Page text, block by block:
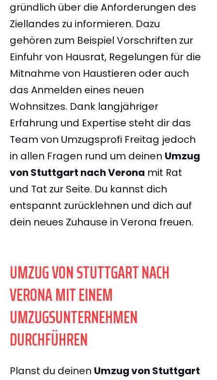
gründlich über die Anforderungen des
Ziellandes zu informieren. Dazu
gehören zum Beispiel Vorschriften zur
Einfuhr von Hausrat, Regelungen für die
Mitnahme von Haustieren oder auch
das Anmelden eines neuen
Wohnsitzes. Dank langjähriger
Erfahrung und Expertise steht dir das
Team von Umzugsprofi Freitag jedoch
in allen Fragen rund um deinen Umzug
von Stuttgart nach Verona mit Rat
und Tat zur Seite. Du kannst dich
entspannt zurücklehnen und dich auf
dein neues Zuhause in Verona freuen.
UMZUG VON STUTTGART NACH
VERONA MIT EINEM
UMZUGSUNTERNEHMEN
DURCHFÜHREN
Planst du deinen Umzug von Stuttgart